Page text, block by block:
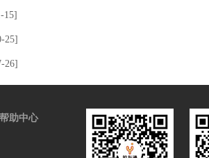
15]
25]
26]
帮助中心